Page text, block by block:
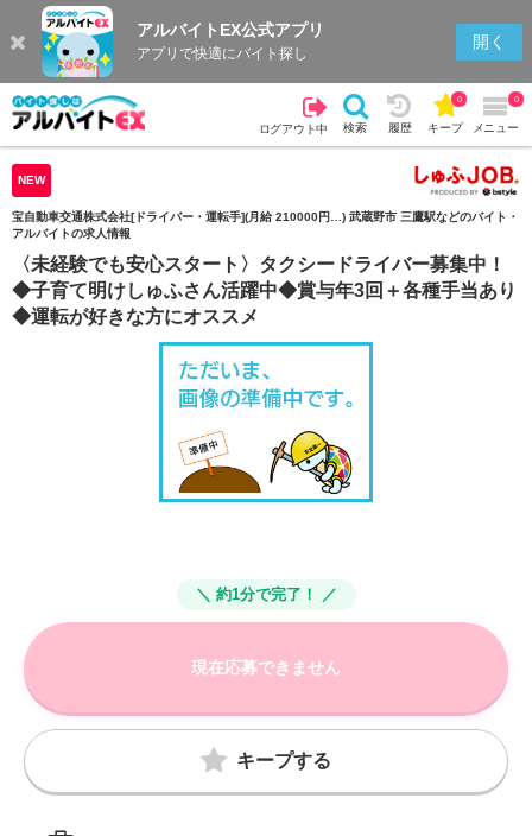
アルバイトEX公式アプリ
アプリで快適にバイト探し
開く
ログアウト中 検索 履歴 キープ
0
メニュー
0
検索 履歴
NEW
宝自動車交通株式会社[ドライバー・運転手](月給 210000円…) 武蔵野市 三鷹駅などのバイト・
アルバイトの求人情報
〈未経験でも安心スタート〉タクシードライバー募集中！
◆子育て明けしゅふさん活躍中◆賞与年3回＋各種手当あり
◆運転が好きな方にオススメ
＼ 約1分で完了！ ／
現在応募できません
キープする